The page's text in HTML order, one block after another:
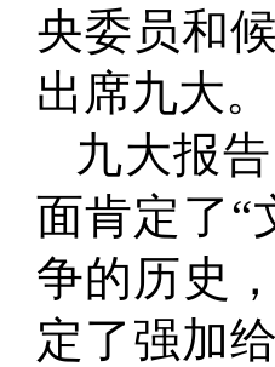
央委员和
出席九大。
九大报
面肯定了“
争的历史
定了强加